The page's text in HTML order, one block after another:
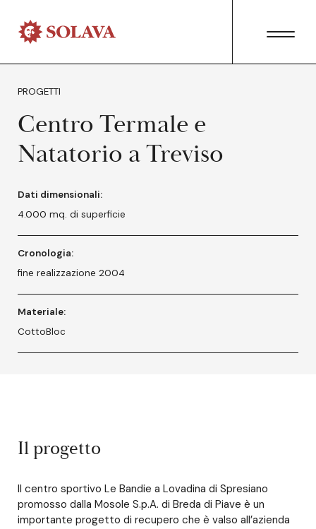
PROGETTI
Centro Termale e
Natatorio a Treviso
Dati dimensionali:
4.000 mq. di superficie
Cronologia:
fine realizzazione 2004
Materiale:
CottoBloc
Il progetto
Il centro sportivo Le Bandie a Lovadina di Spresiano
promosso dalla Mosole S.p.A. di Breda di Piave è un
importante progetto di recupero che è valso all’azienda